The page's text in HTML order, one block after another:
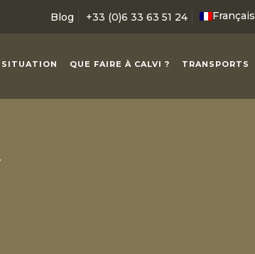
Blog +33 (0)6 33 63 51 24 Français
SITUATION QUE FAIRE À CALVI ? TRANSPORTS